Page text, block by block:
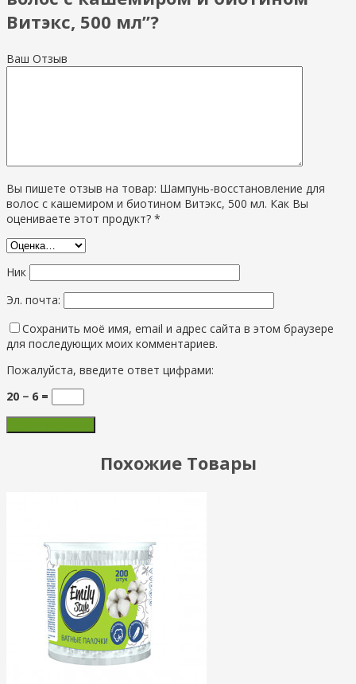
Витэкс, 500 мл”?
Ваш Отзыв
Вы пишете отзыв на товар: Шампунь-восстановление для
волос с кашемиром и биотином Витэкс, 500 мл. Как Вы
оцениваете этот продукт? *
Ник
Эл. почта:
Сохранить моё имя, email и адрес сайта в этом браузере
для последующих моих комментариев.
Пожалуйста, введите ответ цифрами:
20 − 6 =
Похожие Товары